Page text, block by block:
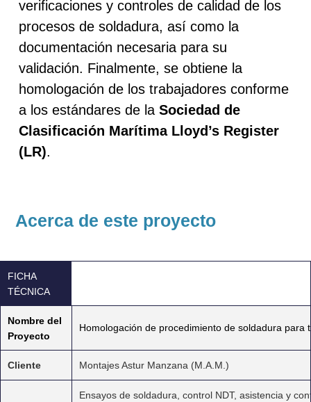
verificaciones y controles de calidad de los
procesos de soldadura, así como la
documentación necesaria para su
validación. Finalmente, se obtiene la
homologación de los trabajadores conforme
a los estándares de la Sociedad de
Clasificación Marítima Lloyd’s Register
(LR).
Acerca de este proyecto
FICHA
TÉCNICA
Nombre del
Proyecto
Homologación de procedimiento de soldadura para
Cliente Montajes Astur Manzana (M.A.M.)
Ensayos de soldadura, control NDT, asistencia y